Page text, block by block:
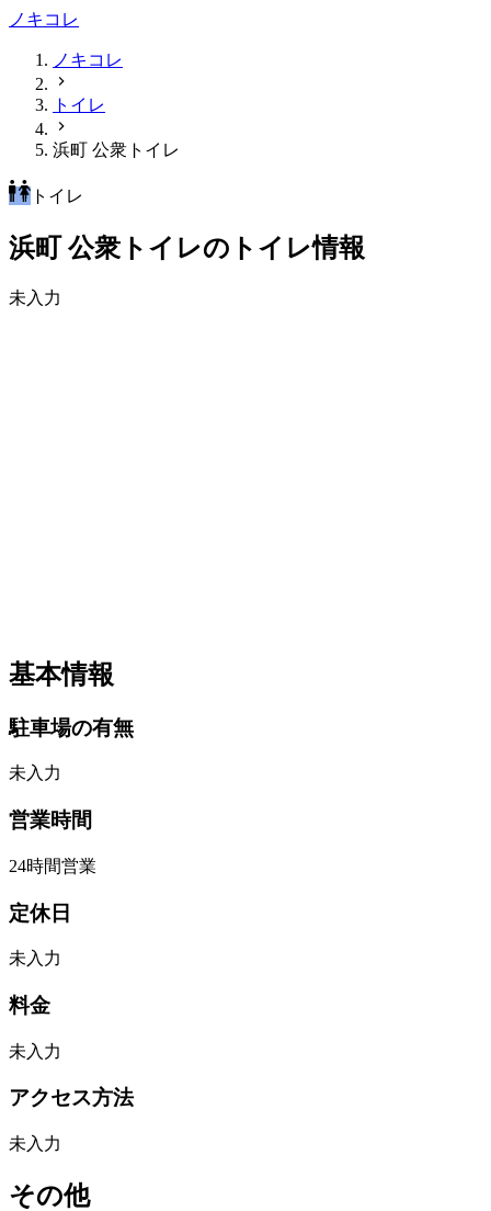
ノキコレ
ノキコレ
トイレ
浜町 公衆トイレ
トイレ
浜町 公衆トイレのトイレ情報
未入力
基本情報
駐車場の有無
未入力
営業時間
24時間営業
定休日
未入力
料金
未入力
アクセス方法
未入力
その他